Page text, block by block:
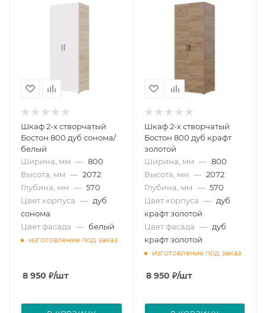
Шкаф 2-х створчатый
Бостон 800 дуб сонома/
белый
Ширина, мм — 800
Высота, мм — 2072
Глубина, мм — 570
Цвет корпуса — дуб
сонома
Цвет фасада — белый
изготовление под заказ
8 950 ₽/шт
Шкаф 2-х створчатый
Бостон 800 дуб крафт
золотой
Ширина, мм — 800
Высота, мм — 2072
Глубина, мм — 570
Цвет корпуса — дуб
крафт золотой
Цвет фасада — дуб
крафт золотой
изготовление под заказ
8 950 ₽/шт